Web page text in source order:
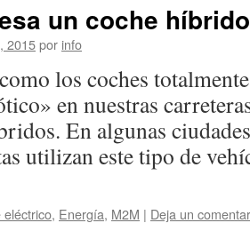
un coche
2015por info
los coches
en nuestras
En algunas
utilizan este tipo de
eléctrico, Energía, M2M | Deja un